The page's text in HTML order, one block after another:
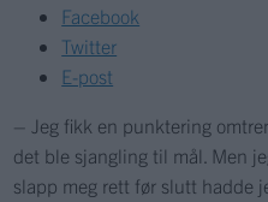
Facebook
Twitter
E-post
– Jeg fikk en punktering
det ble sjangling til mål. Men
slapp meg rett før slutt hadde